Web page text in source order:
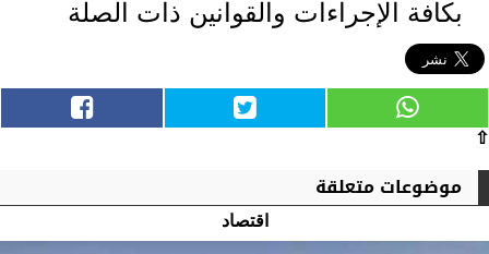
بكافة الإجراءات والقوانين ذات الصلة
⇧
موضوعات متعلقة
اقتصاد